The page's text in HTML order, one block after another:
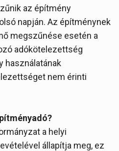
az építmény
napján. Az építménynek
megszűnése esetén a
adókötelezettség
használatának
nem érinti
a helyi
állapítja meg, ez